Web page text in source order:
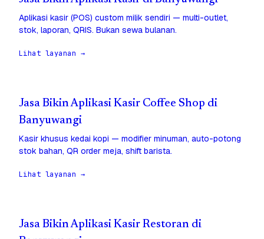
Aplikasi kasir (POS) custom milik sendiri — multi-outlet,
stok, laporan, QRIS. Bukan sewa bulanan.
Lihat layanan →
Jasa Bikin Aplikasi Kasir Coffee Shop di
Banyuwangi
Kasir khusus kedai kopi — modifier minuman, auto-potong
stok bahan, QR order meja, shift barista.
Lihat layanan →
Jasa Bikin Aplikasi Kasir Restoran di